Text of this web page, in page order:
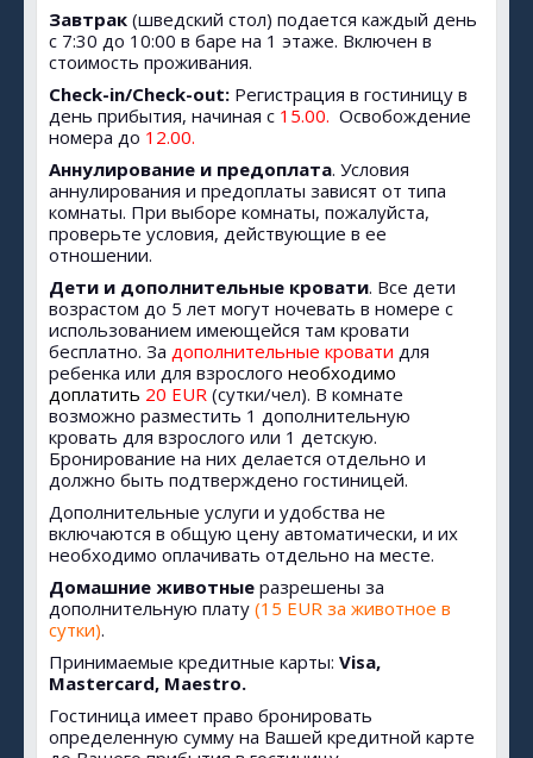
Завтрак (шведский стол) подается каждый день
с 7:30 до 10:00 в баре на 1 этаже. Включен в
стоимость проживания.
Check-in/Check-out: Регистрация в гостиницу в
день прибытия, начиная с 15.00. Освобождение
номера до 12.00.
Аннулирование и предоплата. Условия
аннулирования и предоплаты зависят от типа
комнаты. При выборе комнаты, пожалуйста,
проверьте условия, действующие в ее
отношении.
Дети и дополнительные кровати. Все дети
возрастом до 5 лет могут ночевать в номере с
использованием имеющейся там кровати
бесплатно. За дополнительные кровати для
ребенка или для взрослогонеобходимо
доплатить 20 EUR (сутки/чел). В комнате
возможно разместить 1 дополнительную
кровать для взрослого или 1 детскую.
Бронирование на них делается отдельно и
должно быть подтверждено гостиницей.
Дополнительные услуги и удобства не
включаются в общую цену автоматически, и их
необходимо оплачивать отдельно на месте.
Домашние животные разрешены за
дополнительную плату(15 EUR за животное в
сутки).
Принимаемые кредитные карты:Visa,
Mastercard, Maestro.
Гостиница имеет право бронировать
определенную сумму на Вашей кредитной карте